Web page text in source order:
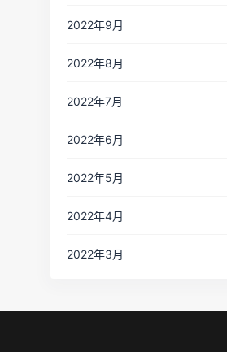
2022年9月
2022年8月
2022年7月
2022年6月
2022年5月
2022年4月
2022年3月